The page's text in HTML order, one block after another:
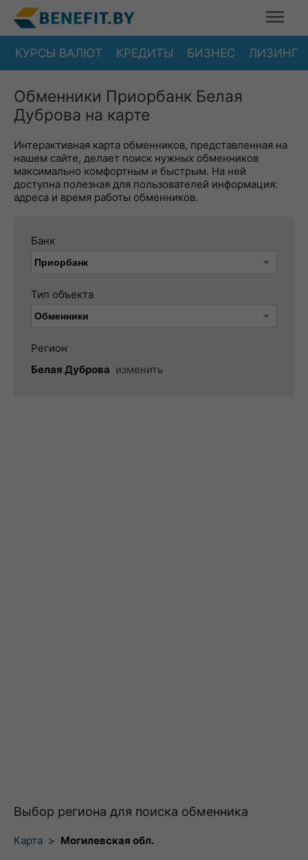
КУРСЫ ВАЛЮТ КРЕДИТЫ БИЗНЕС ЛИЗИНГ
Обменники Приорбанк Белая
Дуброва на карте
Интерактивная карта обменников, представленная на
нашем сайте, делает поиск нужных обменников
максимально комфортным и быстрым. На ней
доступна полезная для пользователей информация:
адреса и время работы обменников.
Банк
Тип объекта
Регион
Белая Дуброва изменить
Выбор региона для поиска обменника
Карта > Могилевская обл.